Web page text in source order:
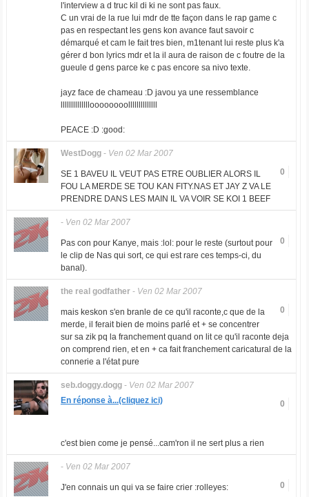
l'interview a d truc kil di ki ne sont pas faux.
C un vrai de la rue lui mdr de tte façon dans le rap game c
pas en respectant les gens kon avance faut savoir c
démarqué et cam le fait tres bien, m1tenant lui reste plus k'a
gérer d bon lyrics mdr et la il aura de raison de c foutre de la
gueule d gens parce ke c pas encore sa nivo texte.
jayz face de chameau :D javou ya une ressemblance
lllllllllllllloooooooollllllllllllll
PEACE :D :good:
WestDogg- Ven 02 Mar 2007
0
SE 1 BAVEU IL VEUT PAS ETRE OUBLIER ALORS IL
FOU LA MERDE SE TOU KAN FITY.NAS ET JAY Z VA LE
PRENDRE DANS LES MAIN IL VA VOIR SE KOI 1 BEEF
- Ven 02 Mar 2007
0
Pas con pour Kanye, mais :lol: pour le reste (surtout pour
le clip de Nas qui sort, ce qui est rare ces temps-ci, du
banal).
the real godfather- Ven 02 Mar 2007
0
mais keskon s'en branle de ce qu'il raconte,c que de la
merde, il ferait bien de moins parlé et + se concentrer
sur sa zik pq la franchement quand on lit ce qu'il raconte deja
on comprend rien, et en + ca fait franchement caricatural de la
connerie a l'état pure
seb.doggy.dogg- Ven 02 Mar 2007
0
En réponse à...(cliquez ici)
c'est bien come je pensé...cam'ron il ne sert plus a rien
- Ven 02 Mar 2007
0
J'en connais un qui va se faire crier :rolleyes: